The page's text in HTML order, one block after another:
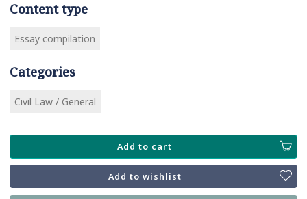
Content type
Essay compilation
Categories
Civil Law / General
Add to cart
Add to wishlist